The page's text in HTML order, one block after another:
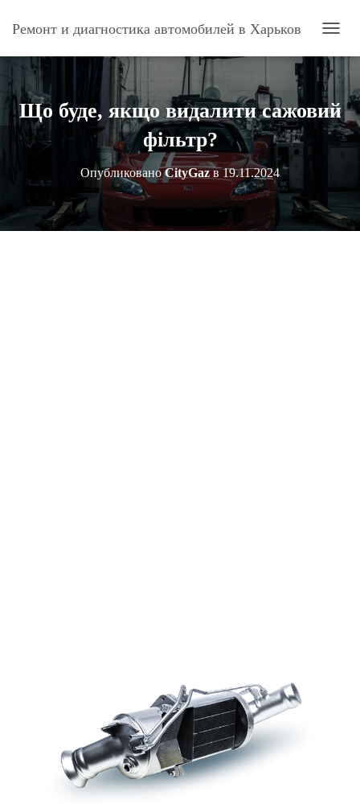
Ремонт и диагностика автомобилей в Харьков
Е
Р
К
Л
Ю
Ч
Ь
Н
А
Що буде, якщо видалити сажовий
фільтр?
ОпубликованоCityGazв19.11.2024